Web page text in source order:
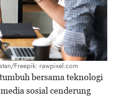
Freepik: rawpixel.com
bersama teknologi
sosial cenderung